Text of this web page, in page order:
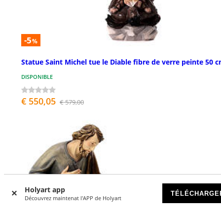
Holyart app
Découvrez maintenat l'APP de Holyart
-5%
Statue Saint Michel tue le Diable fibre de verre peinte 50
DISPONIBLE
€ 550,05 € 579,00